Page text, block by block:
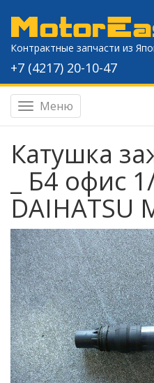
Контрактные запчасти из
+7 (4217) 20-10-47
Меню
Навигация
Катушка
_ Б4 офис
DAIHATSU